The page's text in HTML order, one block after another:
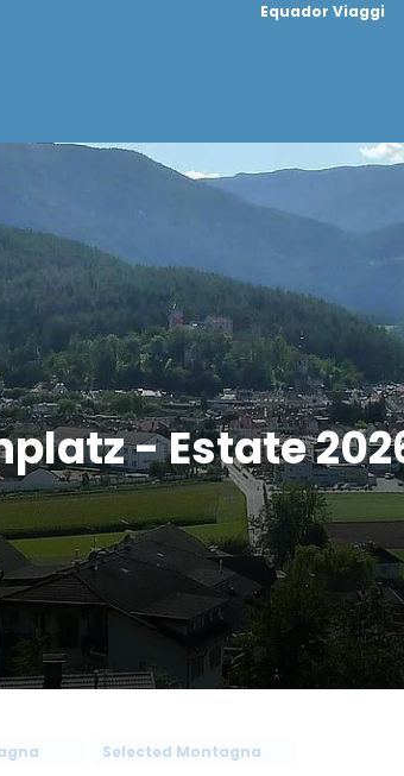
Equador Viaggi
- Estate
Selected Montagna